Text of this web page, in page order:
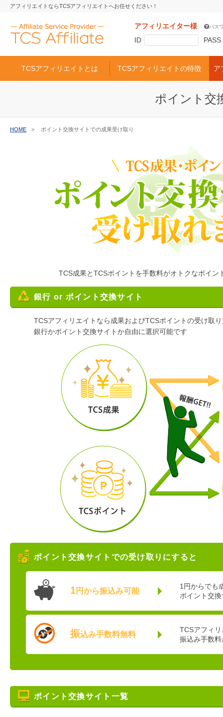
アフィリエイトならTCSアフィリエイトへお任せください！
アフィリエイター様 パス
ID PASS
TCSアフィリエイトとは TCSアフィリエイトの特徴 ア
ポイント交
HOME ポイント交換サイトでの成果受け取り
TCS成果とTCSポイントを手数料がオトクなポイン
銀行 or ポイント交換サイト
TCSアフィリエイトなら成果およびTCSポイントの受け取
銀行かポイント交換サイトか自由に選択可能です
ポイント交換サイトでの受け取りにすると
1円から振込み可能
1円からでも
ポイント交
振込み手数料無料
TCSアフィ
振込み手数料
ポイント交換サイト一覧